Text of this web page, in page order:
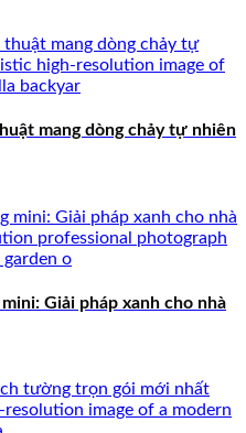
mang dòng chảy tự nhiên
Giải pháp xanh cho nhà